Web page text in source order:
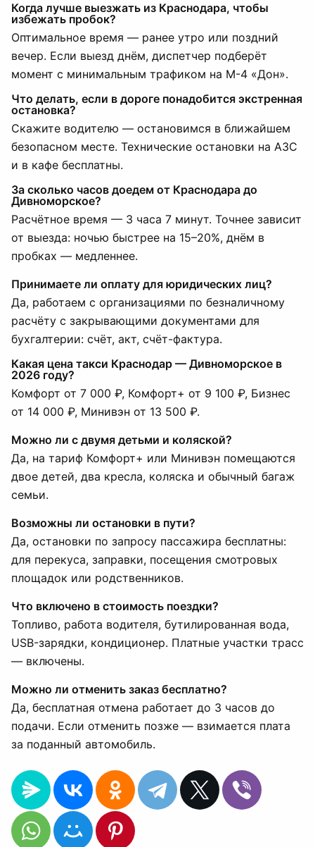
Когда лучше выезжать из Краснодара, чтобы
избежать пробок?
Оптимальное время — ранее утро или поздний
вечер. Если выезд днём, диспетчер подберёт
момент с минимальным трафиком на М-4 «Дон».
Что делать, если в дороге понадобится экстренная
остановка?
Скажите водителю — остановимся в ближайшем
безопасном месте. Технические остановки на АЗС
и в кафе бесплатны.
За сколько часов доедем от Краснодара до
Дивноморское?
Расчётное время — 3 часа 7 минут. Точнее зависит
от выезда: ночью быстрее на 15–20%, днём в
пробках — медленнее.
Принимаете ли оплату для юридических лиц?
Да, работаем с организациями по безналичному
расчёту с закрывающими документами для
бухгалтерии: счёт, акт, счёт-фактура.
Какая цена такси Краснодар — Дивноморское в
2026 году?
Комфорт от 7 000 ₽, Комфорт+ от 9 100 ₽, Бизнес
от 14 000 ₽, Минивэн от 13 500 ₽.
Можно ли с двумя детьми и коляской?
Да, на тариф Комфорт+ или Минивэн помещаются
двое детей, два кресла, коляска и обычный багаж
семьи.
Возможны ли остановки в пути?
Да, остановки по запросу пассажира бесплатны:
для перекуса, заправки, посещения смотровых
площадок или родственников.
Что включено в стоимость поездки?
Топливо, работа водителя, бутилированная вода,
USB-зарядки, кондиционер. Платные участки трасс
— включены.
Можно ли отменить заказ бесплатно?
Да, бесплатная отмена работает до 3 часов до
подачи. Если отменить позже — взимается плата
за поданный автомобиль.